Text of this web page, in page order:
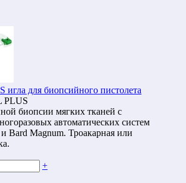
для биопсийного пистолета
PLUS
биопсии мягких тканей с
автоматических систем
Bard Magnum. Троакарная или
+